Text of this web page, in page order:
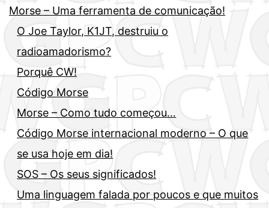
Morse – Uma ferramenta de comunicação!
O Joe Taylor, K1JT, destruiu o
radioamadorismo?
Porquê CW!
Código Morse
Morse – Como tudo começou…
Código Morse internacional moderno – O que
se usa hoje em dia!
SOS – Os seus significados!
Uma linguagem falada por poucos e que muitos